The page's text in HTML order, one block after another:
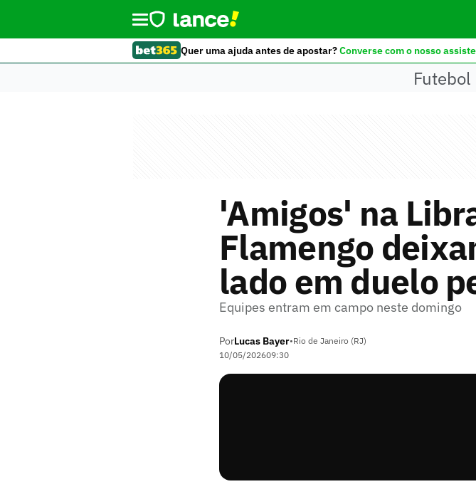
Quer uma ajuda antes de apostar?Converse com o nosso
'Amigos' na
Flamengo
lado em duelo
Equipes entram em campo neste domingo
PorLucas Bayer•Rio de Janeiro (RJ)
10/05/202609:30